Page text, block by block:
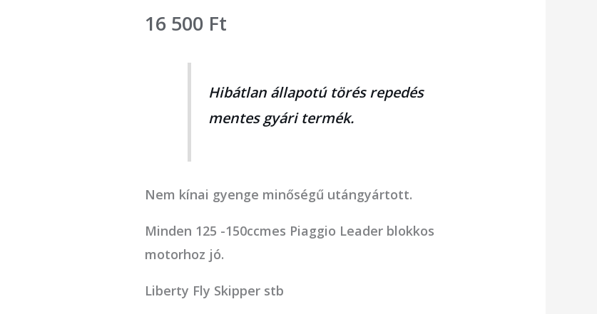
16 500 Ft
Hibátlan állapotú törés repedés
mentes gyári termék.
Nem kínai gyenge minőségű utángyártott.
Minden 125 -150ccmes Piaggio Leader blokkos
motorhoz jó.
Liberty Fly Skipper stb
hengerfej
mennyiség